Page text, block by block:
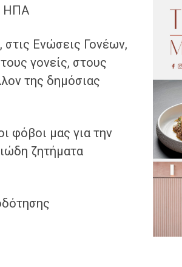
ΗΠΑ
Ενώσεις Γονέων,
γονείς, στους
της δημόσιας
φόβοι μας για την
ζητήματα